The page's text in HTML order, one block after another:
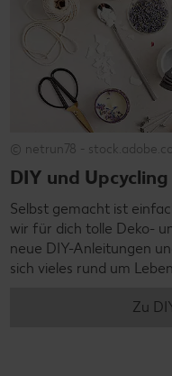
© netrun78 -
DIY und Upcycling
Selbst gemacht ist
wir für dich tolle Deko-
neue DIY-Anleitungen
sich vieles rund um
Zu